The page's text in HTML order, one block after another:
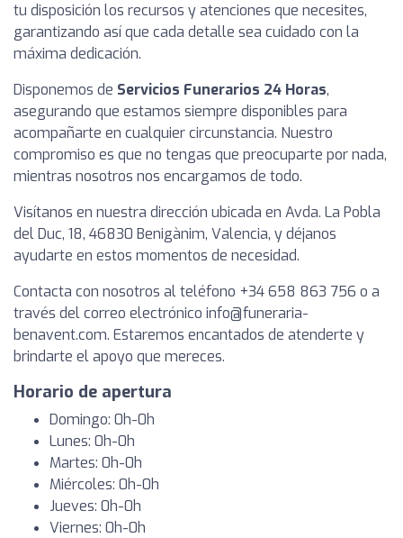
tu disposición los recursos y atenciones que necesites,
garantizando así que cada detalle sea cuidado con la
máxima dedicación.
Disponemos de Servicios Funerarios 24 Horas,
asegurando que estamos siempre disponibles para
acompañarte en cualquier circunstancia. Nuestro
compromiso es que no tengas que preocuparte por nada,
mientras nosotros nos encargamos de todo.
Visítanos en nuestra dirección ubicada en Avda. La Pobla
del Duc, 18, 46830 Benigànim, Valencia, y déjanos
ayudarte en estos momentos de necesidad.
Contacta con nosotros al teléfono +34 658 863 756 o a
través del correo electrónico info@funeraria-
benavent.com. Estaremos encantados de atenderte y
brindarte el apoyo que mereces.
Horario de apertura
Domingo: 0h-0h
Lunes: 0h-0h
Martes: 0h-0h
Miércoles: 0h-0h
Jueves: 0h-0h
Viernes: 0h-0h